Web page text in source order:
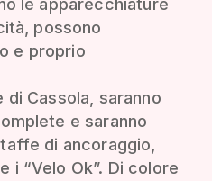
le apparecchiature
possono
e proprio
Cassola, saranno
e saranno
di ancoraggio,
i “Velo Ok”. Di colore